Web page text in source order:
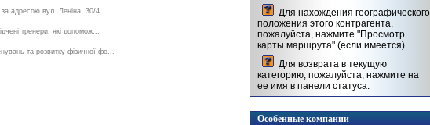
за адресою вул. Леніна, 30/4 ...
тренери, які допомож...
та розвитку фізичної фо...
Для нахождения географического
положения этого контрагента,
пожалуйста, нажмите "Просмотр
карты маршрута" (если имеется).
Для возврата в текущую
категорию, пожалуйста, нажмите на
ее имя в панели статуса.
Особенные компании